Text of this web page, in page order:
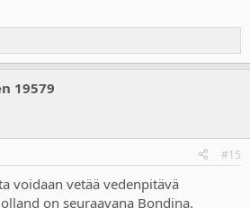
19579
#15
voidaan vetää vedenpitävä
on seuraavana Bondina.